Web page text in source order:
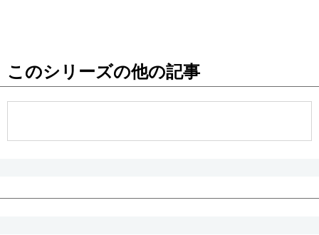
東京
このシリーズの他の記事